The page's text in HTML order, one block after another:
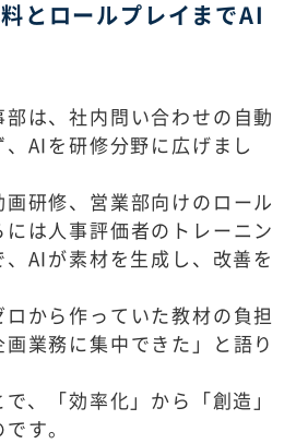
とロールプレイまでAI
は、社内問い合わせの自動
AIを研修分野に広げまし
研修、営業部向けのロール
は人事評価者のトレーニン
AIが素材を生成し、改善を
から作っていた教材の負担
業務に集中できた」と語り
、「効率化」から「創造」
す。